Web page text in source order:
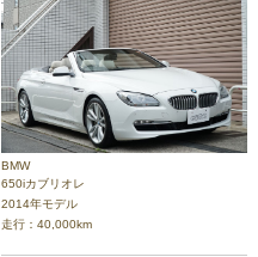
BMW
650iカブリオレ
2014年モデル
走行：40,000km